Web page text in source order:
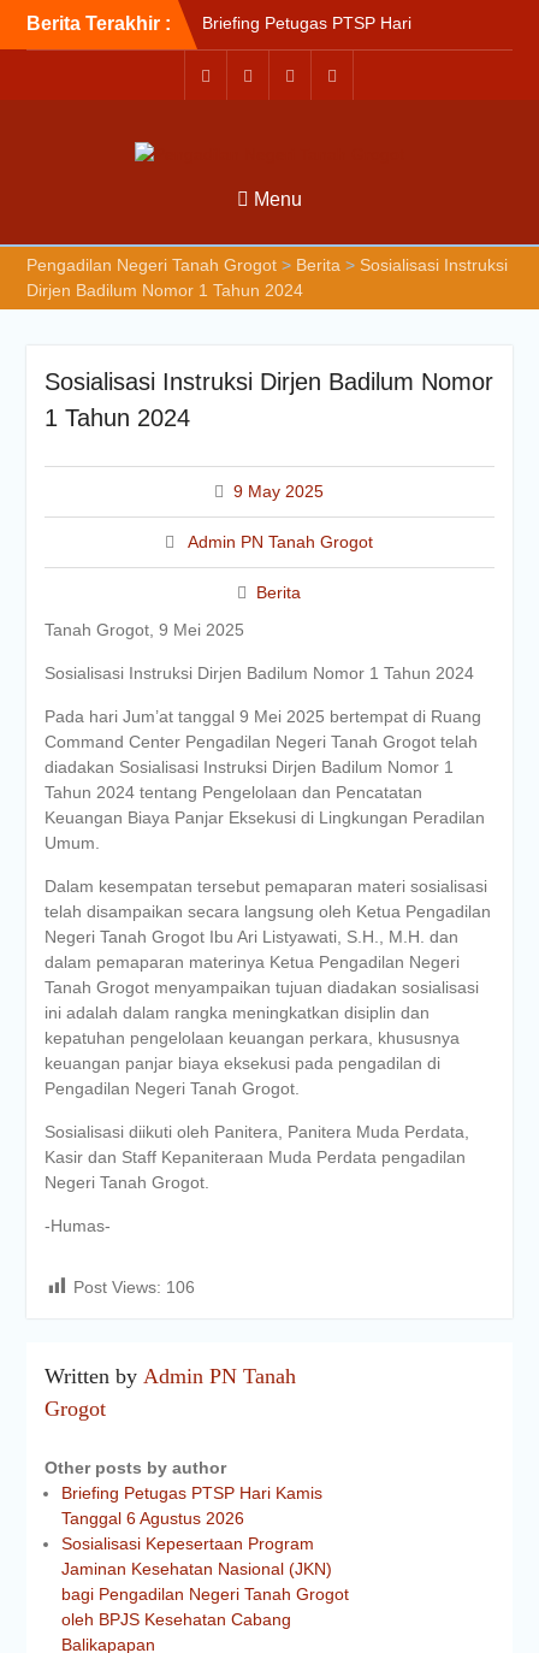
Berita Terakhir :
Briefing Petugas PTSP Hari
Kamis Tanggal 6 Agustus
2026
Sosialisasi Kepesertaan
Tanah Grogot oleh BPJS
Balikapapan
Briefin Petugas PTSP Hari
Senin, 3 Agustus 2026
Menu
Pengadilan Negeri Tanah Grogot> Berita > Sosialisasi Instruksi
Dirjen Badilum Nomor 1 Tahun 2024
Sosialisasi Instruksi Dirjen Badilum Nomor
1 Tahun 2024
9 May 2025
Admin PN Tanah Grogot
Berita
Tanah Grogot, 9 Mei 2025
Sosialisasi Instruksi Dirjen Badilum Nomor 1 Tahun 2024
Pada hari Jum’at tanggal 9 Mei 2025 bertempat di Ruang
Command Center Pengadilan Negeri Tanah Grogot telah
diadakan Sosialisasi Instruksi Dirjen Badilum Nomor 1
Tahun 2024 tentang Pengelolaan dan Pencatatan
Keuangan Biaya Panjar Eksekusi di Lingkungan Peradilan
Umum.
Dalam kesempatan tersebut pemaparan materi sosialisasi
telah disampaikan secara langsung oleh Ketua Pengadilan
Negeri Tanah Grogot Ibu Ari Listyawati, S.H., M.H. dan
dalam pemaparan materinya Ketua Pengadilan Negeri
Tanah Grogot menyampaikan tujuan diadakan sosialisasi
ini adalah dalam rangka meningkatkan disiplin dan
kepatuhan pengelolaan keuangan perkara, khususnya
keuangan panjar biaya eksekusi pada pengadilan di
Pengadilan Negeri Tanah Grogot.
Sosialisasi diikuti oleh Panitera, Panitera Muda Perdata,
Kasir dan Staff Kepaniteraan Muda Perdata pengadilan
Negeri Tanah Grogot.
-Humas-
Post Views: 106
Written by Admin PN Tanah
Grogot
Other posts by author
Briefing Petugas PTSP Hari Kamis
Tanggal 6 Agustus 2026
Sosialisasi Kepesertaan Program
Jaminan Kesehatan Nasional (JKN)
bagi Pengadilan Negeri Tanah Grogot
oleh BPJS Kesehatan Cabang
Balikapapan